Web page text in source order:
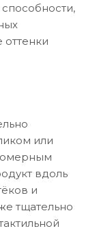
или
вдоль
и
тщательно